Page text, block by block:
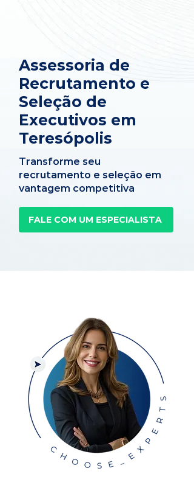
Assessoria de
Recrutamento e
Seleção de
Executivos em
Teresópolis
Transforme seu
recrutamento e seleção em
vantagem competitiva
FALE COM UM ESPECIALISTA